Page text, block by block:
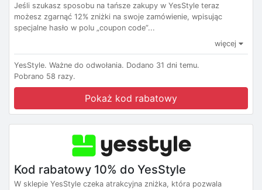
Jeśli szukasz sposobu na tańsze zakupy w YesStyle teraz
możesz zgarnąć 12% zniżki na swoje zamówienie, wpisując
specjalne hasło w polu „coupon code”...
więcej
YesStyle. Ważne do odwołania. Dodano 31 dni temu.
Pobrano 58 razy.
Pokaż kod rabatowy
Kod rabatowy 10% do YesStyle
W sklepie YesStyle czeka atrakcyjna zniżka, która pozwala